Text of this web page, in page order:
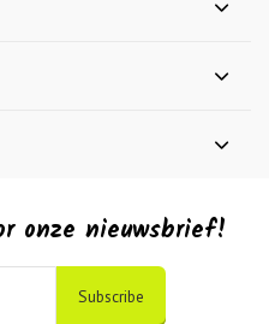
onze nieuwsbrief!
Subscribe